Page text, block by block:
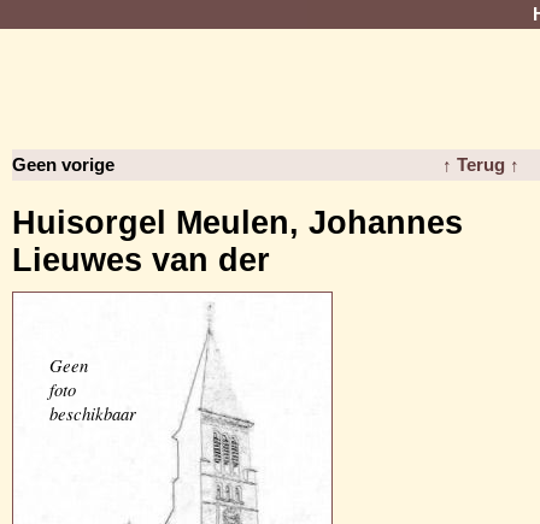
Geen vorige ↑ Terug ↑
Huisorgel Meulen, Johannes
Lieuwes van der
Geen
foto
beschikbaar